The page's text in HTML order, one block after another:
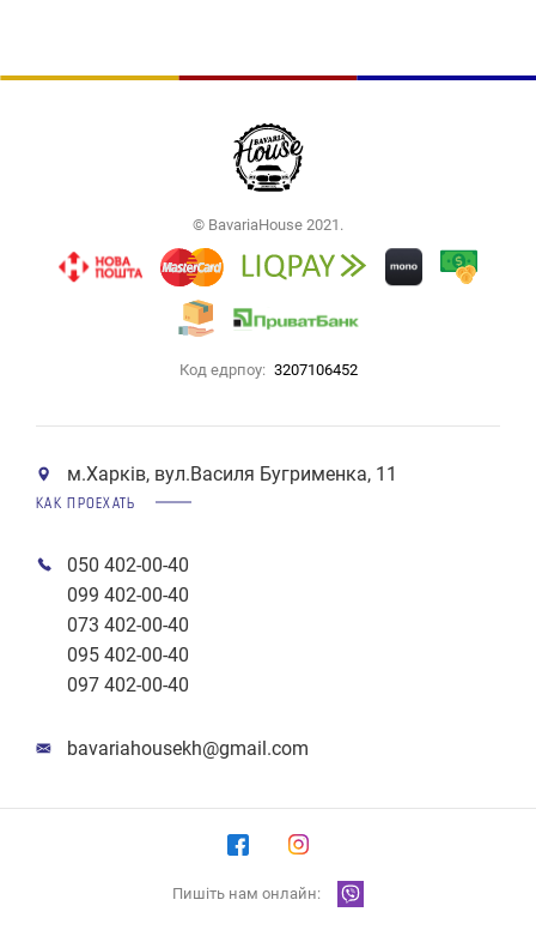
© BavariaHouse 2021.
Код едрпоу: 3207106452
м.Харків, вул.Василя Бугрименка, 11
КАК ПРОЕХАТЬ
050 402-00-40
099 402-00-40
073 402-00-40
095 402-00-40
097 402-00-40
bavariahousekh@gmail.com
Пишіть нам онлайн: